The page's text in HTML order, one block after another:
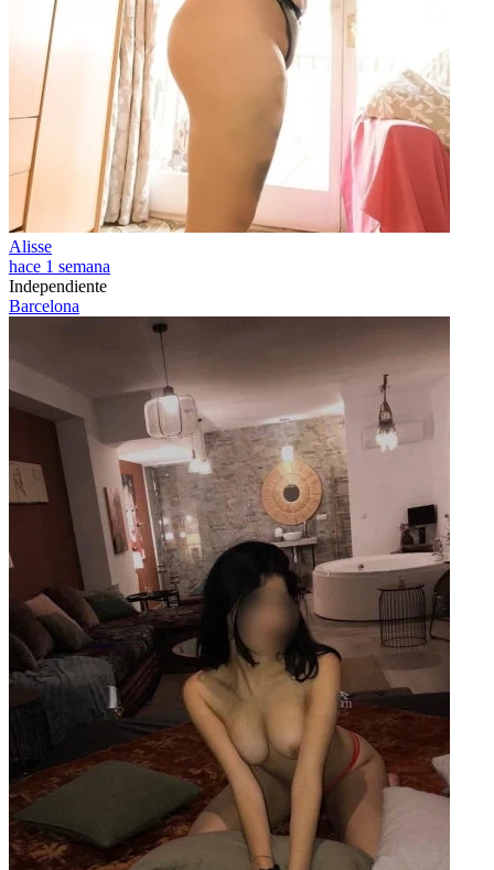
Alisse
hace 1 semana
Independiente
Barcelona